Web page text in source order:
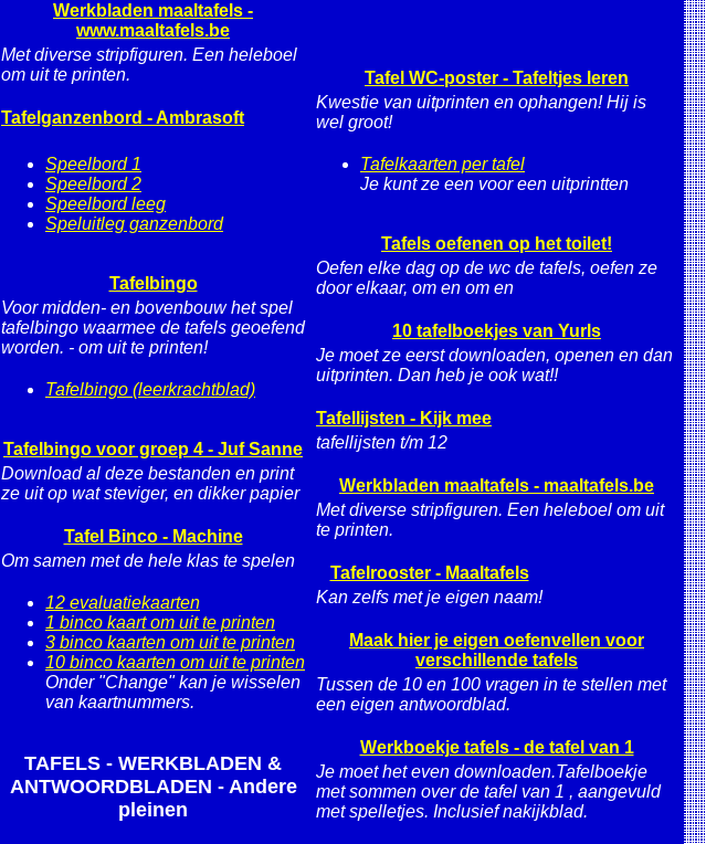
Werkbladen maaltafels -
www.maaltafels.be
Met diverse stripfiguren. Een heleboel
om uit te printen.
Tafelganzenbord - Ambrasoft
Speelbord 1
Speelbord 2
Speelbord leeg
Speluitleg ganzenbord
Tafelbingo
Voor midden- en bovenbouw het spel
tafelbingo waarmee de tafels geoefend
worden. - om uit te printen!
Tafelbingo (leerkrachtblad)
Tafelbingo voor groep 4 - Juf Sanne
Download al deze bestanden en print
ze uit op wat steviger, en dikker papier
Tafel Binco - Machine
Om samen met de hele klas te spelen
12 evaluatiekaarten
1 binco kaart om uit te printen
3 binco kaarten om uit te printen
10 binco kaarten om uit te printen
Onder "Change" kan je wisselen
van kaartnummers.
TAFELS - WERKBLADEN &
ANTWOORDBLADEN - Andere
pleinen
Tafel WC-poster - Tafeltjes leren
Kwestie van uitprinten en ophangen! Hij is
wel groot!
Tafelkaarten per tafel
Je kunt ze een voor een uitprintten
Tafels oefenen op het toilet!
Oefen elke dag op de wc de tafels, oefen ze
door elkaar, om en om en
10 tafelboekjes van Yurls
Je moet ze eerst downloaden, openen en dan
uitprinten. Dan heb je ook wat!!
Tafellijsten - Kijk mee
tafellijsten t/m 12
Werkbladen maaltafels - maaltafels.be
Met diverse stripfiguren. Een heleboel om uit
te printen.
Tafelrooster - Maaltafels
Kan zelfs met je eigen naam!
Maak hier je eigen oefenvellen voor
verschillende tafels
Tussen de 10 en 100 vragen in te stellen met
een eigen antwoordblad.
Werkboekje tafels - de tafel van 1
Je moet het even downloaden.Tafelboekje
met sommen over de tafel van 1 , aangevuld
met spelletjes. Inclusief nakijkblad.